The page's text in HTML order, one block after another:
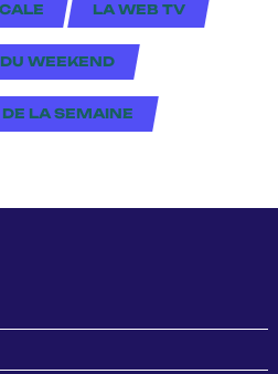
LA WEB TV
WEEKEND
DE LA SEMAINE